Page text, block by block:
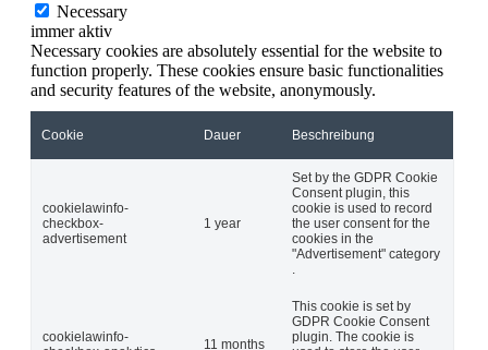
Necessary
immer aktiv
Necessary cookies are absolutely essential for the website to
function properly. These cookies ensure basic functionalities
and security features of the website, anonymously.
Cookie Dauer Beschreibung
cookielawinfo-
checkbox-
advertisement
1 year
Set by the GDPR Cookie
Consent plugin, this
cookie is used to record
the user consent for the
cookies in the
"Advertisement" category
cookielawinfo-
11 months
This cookie is set by
GDPR Cookie Consent
plugin. The cookie is